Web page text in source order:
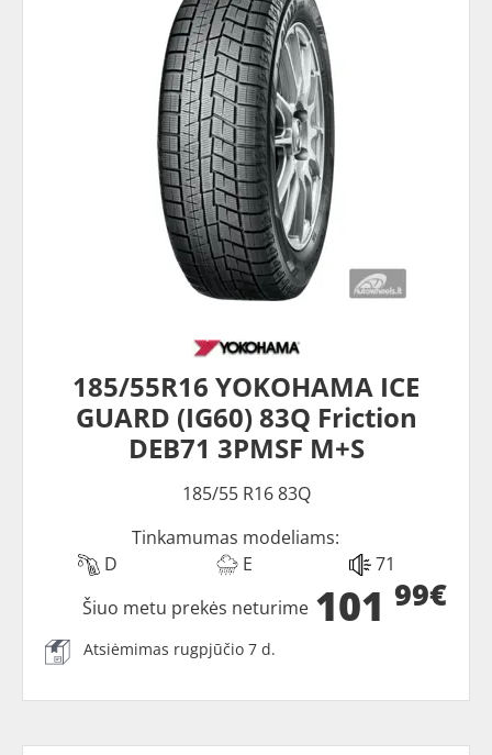
185/55R16 YOKOHAMA ICE
GUARD (IG60) 83Q Friction
DEB71 3PMSF M+S
185/55 R16 83Q
Tinkamumas modeliams:
D
E 71
101 99€
Šiuo metu prekės neturime
Atsiėmimas rugpjūčio 7 d.